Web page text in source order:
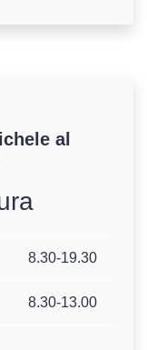
al
8.30-19.30
8.30-13.00